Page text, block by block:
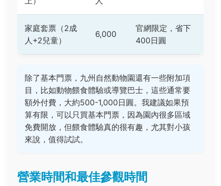
家庭套票（2成
人+2兒童）
6,000
官網限定，省下
400日圓
除了基本門票，九州自然動物園還有一些附加項
目，比如動物餵食體驗或導覽巴士，這些通常要
額外付費，大約500-1,000日圓。我建議如果預
算有限，可以只買基本門票，因為園內很多區域
免費開放，但餵食體驗真的很有趣，尤其對小孩
來說，值得試試。
營業時間和最佳參觀時間